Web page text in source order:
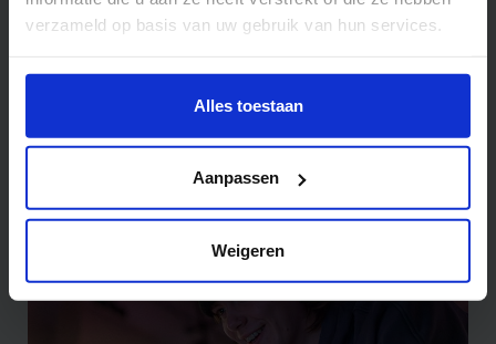
verzameld op basis van uw gebruik van hun services.
Wil je meer weten of de voorkeur aanpassen, bekijk dan
https://www.hku.nl/privacy-statement-en-
Alles toestaan
Aanpassen
Weigeren
Muziek en Technologie